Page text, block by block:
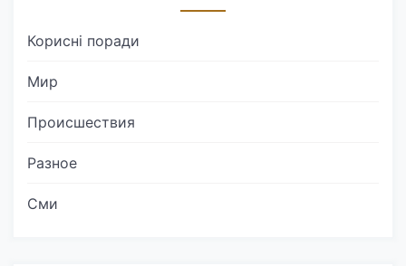
Корисні поради
Мир
Происшествия
Разное
Сми